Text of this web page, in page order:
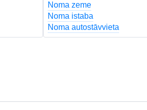
Noma zeme
Noma istaba
Noma autostāvvieta